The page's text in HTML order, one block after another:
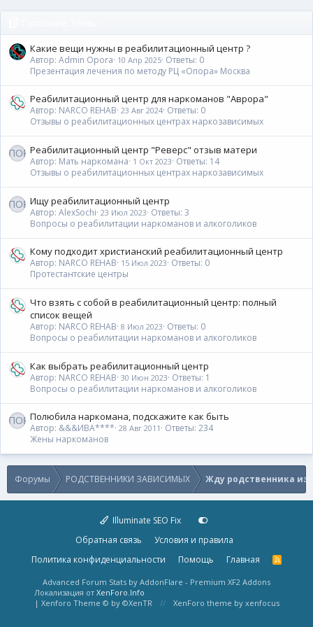
Какие вещи нужны в реабилитационный центр ?
Автор: Admin Opora 10 Апр 2025 Ответы: 0
Презентация лечения по методу РЦ «Опора» Москва
Реабилитационный центр для наркоманов "Аврора"
Автор: NARCO REHAB 23 Авг 2024 Ответы: 0
Отзывы о реабилитационных центрах наркозависимых
Реабилитационный центр "Реверс" отзыв матери
Автор: Мать наркомана 1 Окт 2023 Ответы: 14
Отзывы о реабилитационных центрах наркозависимых
Ищу реабилитационный центр
Автор: AlexSochi 23 Июл 2023 Ответы: 3
Вопросы о реабилитации наркоманов и алкоголиков
Кому подходит христианский реабилитационный центр
Автор: NARCO REHAB 15 Июл 2023 Ответы: 0
Протестантские центры
Что взять с собой в реабилитационный центр: полный
список вещей
Автор: NARCO REHAB 8 Июл 2023 Ответы: 0
Вопросы о реабилитации наркоманов и алкоголиков
Как выбрать реабилитационный центр
Автор: NARCO REHAB 30 Июн 2023 Ответы: 1
Вопросы о реабилитации наркоманов и алкоголиков
Полюбила наркомана, подскажите как быть
Автор: &&&ИВА**** 28 Авг 2011 Ответы: 234
Жены наркоманов
Форумы РОДСТВЕННИКИ ЗАВИСИМЫХ Жду родственника из
Illuminate SEO Fix
Обратная связь
Условия и правила
Политика конфиденциальности
Помощь Главная
R
Advanced Forum Stats by AddonFlare - Premium XF2 Addons
Локализация от XenForo.Info
| Xenforo Theme © by ©XenTR XenForo theme by xenfocus